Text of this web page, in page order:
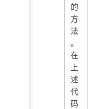
的
方
法
。
在
上
述
代
码